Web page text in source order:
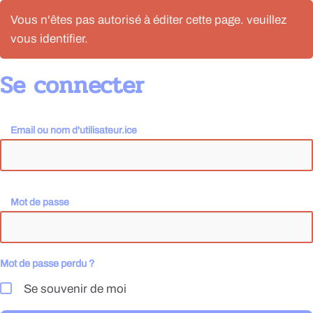
Vous n'êtes pas autorisé à éditer cette page. veuillez
vous identifier.
Se connecter
Email ou nom d'utilisateur.ice
Mot de passe
Mot de passe perdu ?
Se souvenir de moi